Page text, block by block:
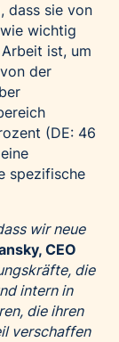
dass sie von
wichtig
ist, um
der
(DE: 46
spezifische
wir neue
CEO
die
intern in
die ihren
verschaffen